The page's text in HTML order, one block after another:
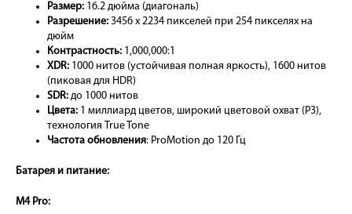
Размер: 16.2 дюйма (диагональ)
Разрешение: 3456 x 2234 пикселей при 254 пикселях на
дюйм
Контрастность: 1,000,000:1
XDR: 1000 нитов (устойчивая полная яркость), 1600 нитов
(пиковая для HDR)
SDR: до 1000 нитов
Цвета: 1 миллиард цветов, широкий цветовой охват (P3),
технология True Tone
Частота обновления: ProMotion до 120 Гц
Батарея и питание:
M4 Pro: